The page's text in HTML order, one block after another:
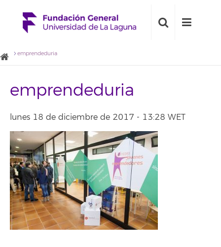
emprendeduria
emprendeduria
lunes 18 de diciembre de 2017 - 13:28 WET